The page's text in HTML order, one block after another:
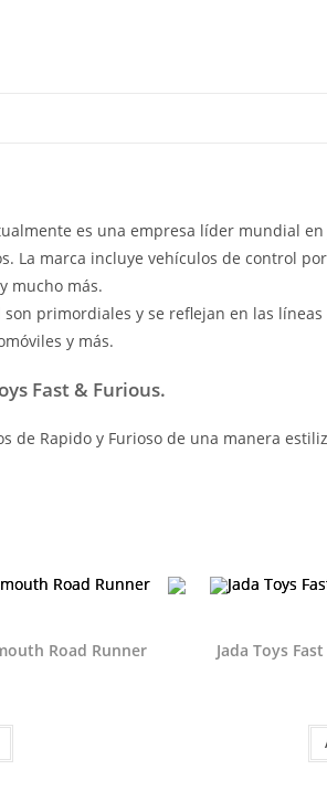
es una empresa líder mundial
La marca incluye vehículos de control
mucho más.
primordiales y se reflejan en las
y más.
Fast & Furious.
de Rapido y Furioso de una manera
Road Runner Jada Toys